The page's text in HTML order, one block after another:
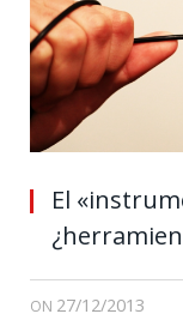
El
ON 27/12/2013